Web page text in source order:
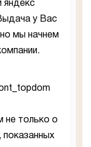
яндекс
у Вас
мы начнем
не только о
показанных